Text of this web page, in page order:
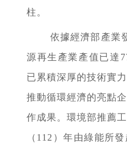
柱。
依據經濟部產業
源再生產業產值已達
已累積深厚的技術實
推動循環經濟的亮點
作成果。環境部推薦
（112）年由綠能所